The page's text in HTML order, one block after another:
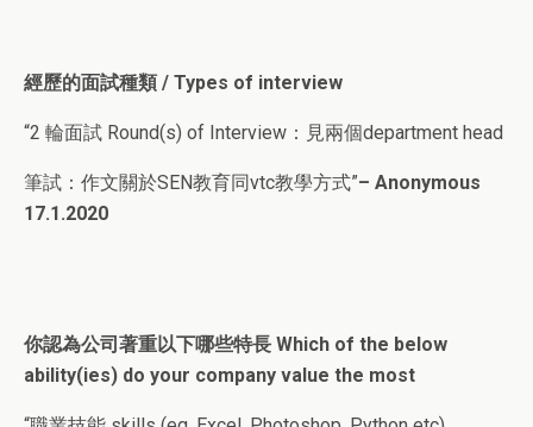
經歷的面試種類 / Types of interview
“2 輪面試 Round(s) of Interview：見兩個department head
筆試：作文關於SEN教育同vtc教學方式”– Anonymous
17.1.2020
你認為公司著重以下哪些特長 Which of the below
ability(ies) do your company value the most